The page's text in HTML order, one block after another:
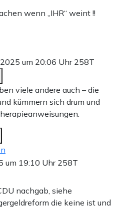
wenn „IHR“ weint !!
um 20:06 Uhr 258T
viele andere auch – die
kümmern sich drum und
um 19:10 Uhr 258T
nachgab, siehe
die keine ist und